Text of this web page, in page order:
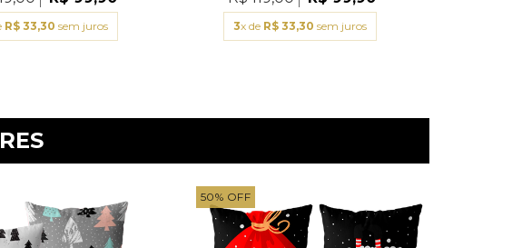
R$ 33,30 sem juros 3x de R$ 33,30 sem juros
50% OFF